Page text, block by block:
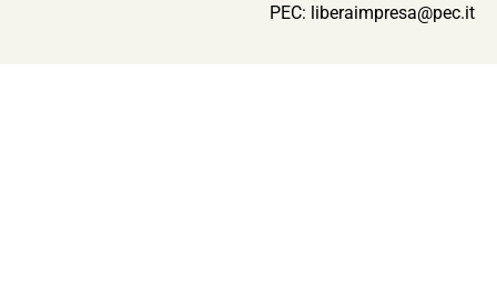
PEC: liberaimpresa@pec.it